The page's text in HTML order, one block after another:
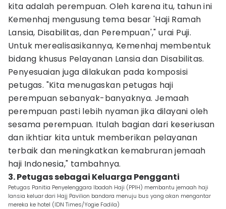
kita adalah perempuan. Oleh karena itu, tahun ini
Kemenhaj mengusung tema besar 'Haji Ramah
Lansia, Disabilitas, dan Perempuan'," urai Puji.
Untuk merealisasikannya, Kemenhaj membentuk
bidang khusus Pelayanan Lansia dan Disabilitas.
Penyesuaian juga dilakukan pada komposisi
petugas. "Kita menugaskan petugas haji
perempuan sebanyak-banyaknya. Jemaah
perempuan pasti lebih nyaman jika dilayani oleh
sesama perempuan. Itulah bagian dari keseriusan
dan ikhtiar kita untuk memberikan pelayanan
terbaik dan meningkatkan kemabruran jemaah
haji Indonesia," tambahnya.
3. Petugas sebagai Keluarga Pengganti
Petugas Panitia Penyelenggara Ibadah Haji (PPIH) membantu jemaah haji
lansia keluar dari Hajj Pavilion bandara menuju bus yang akan mengantar
mereka ke hotel (IDN Times/Yogie Fadila)